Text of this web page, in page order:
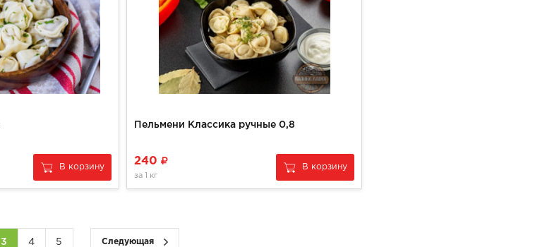
В корзину
Пельмени Классика ручные 0,8
240
за 1 кг
В корзину
3 4 5 Следующая